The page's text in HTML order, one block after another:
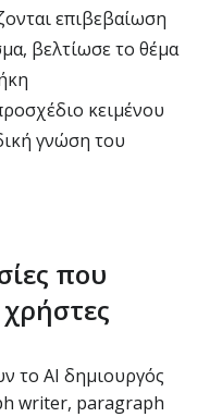
επιβεβαίωση
βελτίωσε το θέμα
κειμένου
γνώση του
που
το AI δημιουργός
writer, paragraph